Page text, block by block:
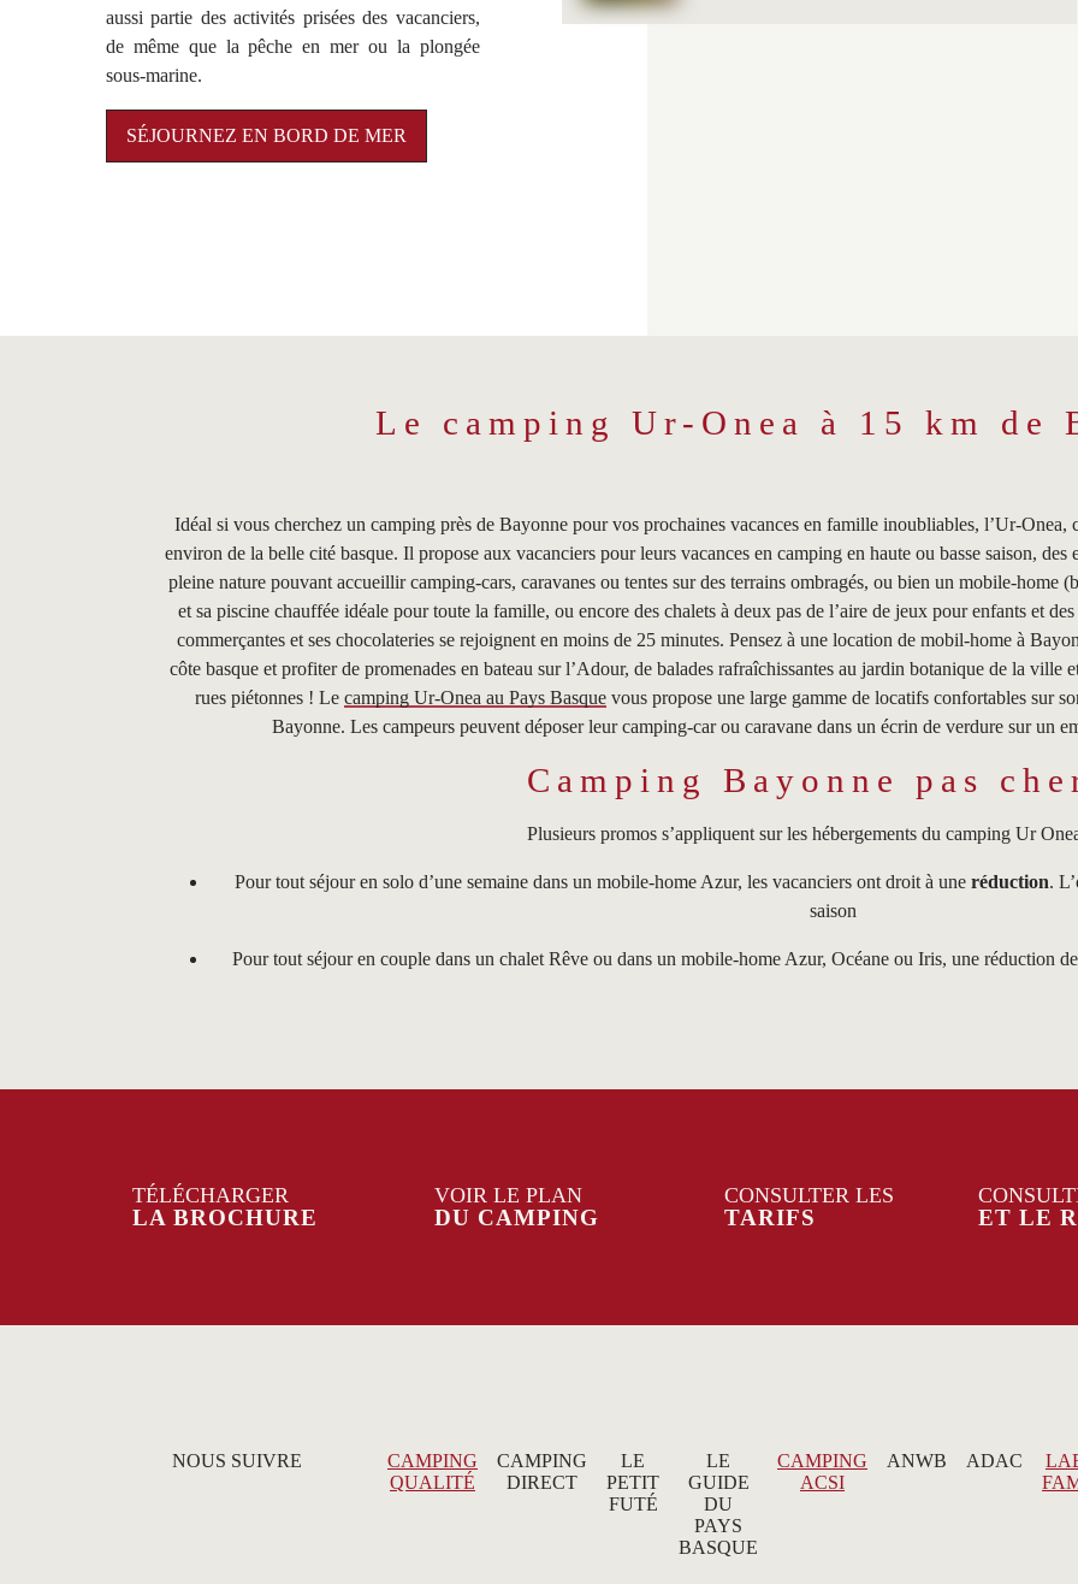
aussi partie des activités prisées des vacanciers,
de même que la pêche en mer ou la plongée
sous-marine.
SÉJOURNEZ EN BORD DE MER
Le camping Ur-Onea à 15 km de
Idéal si vous cherchez un camping près de Bayonne pour vos prochaines vacances en famille inoubliables, l’Ur-Onea,
environ de la belle cité basque. Il propose aux vacanciers pour leurs vacances en camping en haute ou basse saison,
pleine nature pouvant accueillir camping-cars, caravanes ou tentes sur des terrains ombragés, ou bien un mobile-home
et sa piscine chauffée idéale pour toute la famille, ou encore des chalets à deux pas de l’aire de jeux pour enfants et
commerçantes et ses chocolateries se rejoignent en moins de 25 minutes. Pensez à une location de mobil-home à
côte basque et profiter de promenades en bateau sur l’Adour, de balades rafraîchissantes au jardin botanique de la ville
rues piétonnes ! Le camping Ur-Onea au Pays Basque vous propose une large gamme de locatifs confortables sur
Bayonne. Les campeurs peuvent déposer leur camping-car ou caravane dans un écrin de verdure sur un
Camping Bayonne pas
Plusieurs promos s’appliquent sur les hébergements du camping Ur
Pour tout séjour en solo d’une semaine dans un mobile-home Azur, les vacanciers ont droit à une réduction.
saison
Pour tout séjour en couple dans un chalet Rêve ou dans un mobile-home Azur, Océane ou Iris, une réduction
TÉLÉCHARGER
LA BROCHURE
VOIR LE PLAN
DU CAMPING
CONSULTER LES
TARIFS ET LE
NOUS SUIVRE
CAMPING
QUALITÉ
CAMPING
DIRECT
LE
PETIT
FUTÉ
LE
GUIDE
DU
PAYS
BASQUE
CAMPING
ACSI
ANWB ADAC